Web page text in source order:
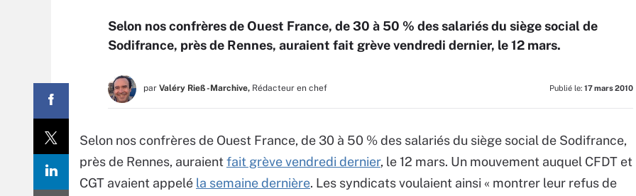
Selon nos confrères de Ouest France, de 30 à 50 % des salariés du siège social de
Sodifrance, près de Rennes, auraient fait grève vendredi dernier, le 12 mars.
par Valéry Rieß-Marchive, Rédacteur en chef Publié le: 17 mars 2010
Selon nos confrères de Ouest France, de 30 à 50 % des salariés du siège social de Sodifrance,
près de Rennes, auraient fait grève vendredi dernier, le 12 mars. Un mouvement auquel CFDT et
CGT avaient appelé la semaine dernière. Les syndicats voulaient ainsi « montrer leur refus de